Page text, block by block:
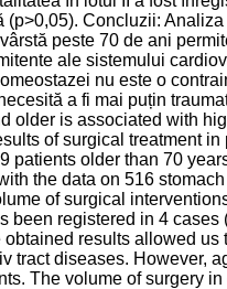
Concluzii:
peste 70 de ani
ale sistemului
nu este o
a fi mai puțin
older is associated with
of surgical treatment in
patients older than 70
the data on 516
of surgical
been registered in 4 cases
results allowed us
tract diseases. However,
The volume of surgery